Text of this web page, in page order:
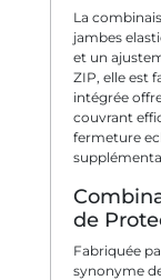
La
jambes
et un
ZIP, elle est
intégrée
couvrant
fermeture
de
Fabriquée
synonyme